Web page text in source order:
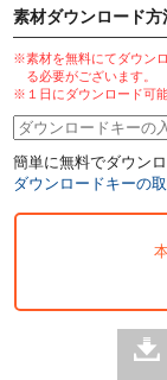
素材ダウンロード方
※素材を無料にてダウン
る必要がございます。
※１日にダウンロード可
簡単に無料でダウン
ダウンロードキーの